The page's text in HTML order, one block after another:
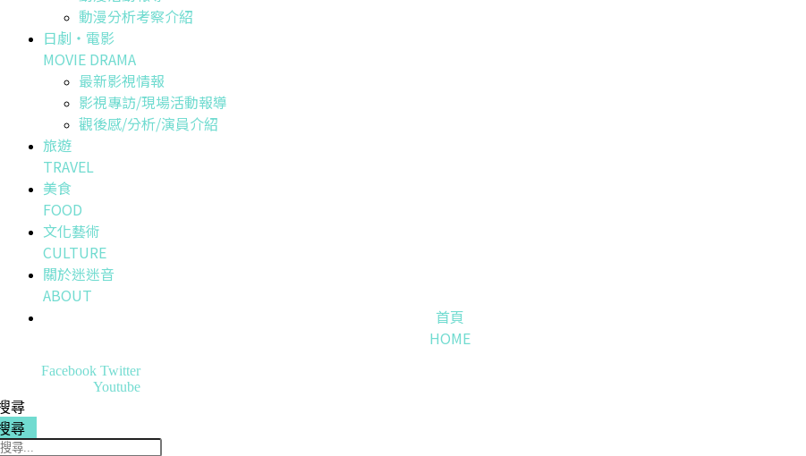
動漫分析考察介紹
日劇・電影
MOVIE DRAMA
最新影視情報
影視專訪/現場活動報導
觀後感/分析/演員介紹
旅遊
TRAVEL
美食
FOOD
文化藝術
CULTURE
關於迷迷音
ABOUT
首頁
HOME
Facebook Twitter
Youtube
尋
尋